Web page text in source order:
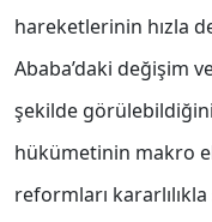
hareketlerinin hızla
Ababa’daki değişim
şekilde
hükümetinin makro
reformları